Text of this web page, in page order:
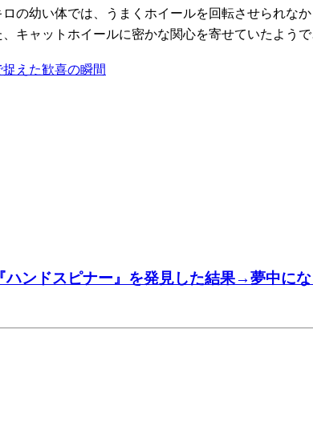
の幼い体では、うまくホイールを回転させられ
キャットホイールに密かな関心を寄せていたよう
えた歓喜の瞬間
ハンドスピナー』を発見した結果→夢中に